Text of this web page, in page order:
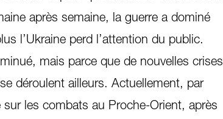
après semaine, la guerre a dominé
l’Ukraine perd l’attention du public.
mais parce que de nouvelles crises
déroulent ailleurs. Actuellement, par
les combats au Proche-Orient, après